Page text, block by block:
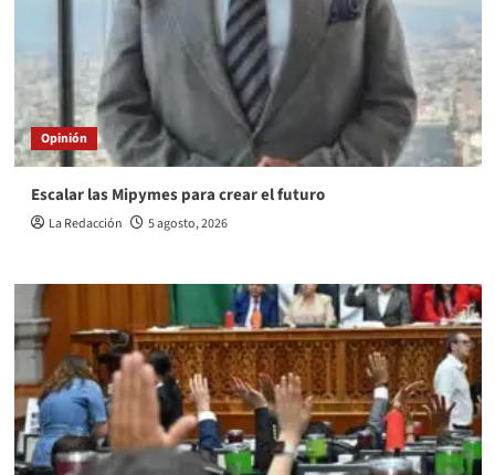
Opinión
Escalar las Mipymes para crear el futuro
La Redacción 5 agosto, 2026